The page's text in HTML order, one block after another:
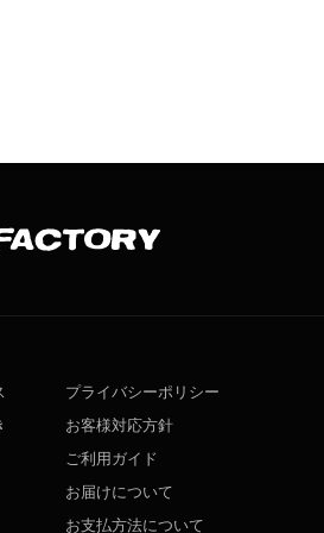
プライバシーポリシー
お客様対応方針
ご利用ガイド
お届けについて
お支払方法について